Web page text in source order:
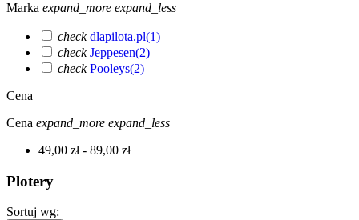
Marka expand_more expand_less
check dlapilota.pl(1)
check Jeppesen(2)
check Pooleys(2)
Cena
Cena expand_more expand_less
49,00 zł - 89,00 zł
Plotery
Sortuj wg: